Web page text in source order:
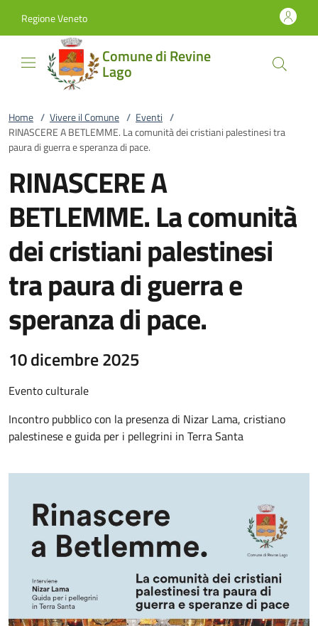
Regione Veneto
Comune di Revine
Lago
Home / Vivere il Comune / Eventi /
RINASCERE A BETLEMME. La comunità dei cristiani palestinesi tra
paura di guerra e speranza di pace.
RINASCERE A
BETLEMME. La comunità
dei cristiani palestinesi
tra paura di guerra e
speranza di pace.
10 dicembre 2025
Evento culturale
Incontro pubblico con la presenza di Nizar Lama, cristiano
palestinese e guida per i pellegrini in Terra Santa